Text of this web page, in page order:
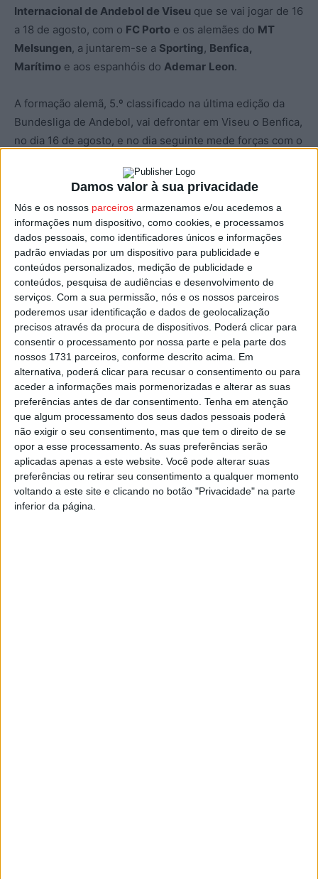
Damos valor à sua privacidade
Nós e os nossos parceiros armazenamos e/ou acedemos a
informações num dispositivo, como cookies, e processamos
dados pessoais, como identificadores únicos e informações
padrão enviadas por um dispositivo para publicidade e
conteúdos personalizados, medição de publicidade e
conteúdos, pesquisa de audiências e desenvolvimento de
serviços. Com a sua permissão, nós e os nossos parceiros
poderemos usar identificação e dados de geolocalização
precisos através da procura de dispositivos. Poderá clicar para
consentir o processamento por nossa parte e pela parte dos
nossos 1731 parceiros, conforme descrito acima. Em
alternativa, poderá clicar para recusar o consentimento ou para
aceder a informações mais pormenorizadas e alterar as suas
preferências antes de dar consentimento. Tenha em atenção
que algum processamento dos seus dados pessoais poderá
não exigir o seu consentimento, mas que tem o direito de se
opor a esse processamento. As suas preferências serão
aplicadas apenas a este website. Você pode alterar suas
preferências ou retirar seu consentimento a qualquer momento
voltando a este site e clicando no botão "Privacidade" na parte
inferior da página.
Internacional de Andebol de Viseu que se vai jogar de 16
a 18 de agosto, com o FC Porto e os alemães do MT
Melsungen, a juntarem-se a Sporting, Benfica,
Marítimo e aos espanhóis do Ademar Leon.
A formação alemã, 5.º classificado na última edição da
Bundesliga de Andebol, vai defrontar em Viseu o Benfica,
no dia 16 de agosto, e no dia seguinte mede forças com o
Os espanhóis do Ademar Leon haviam já confirmado a
presença em Viseu, avançando que uma das partidas no
torneio seria frente ao Sporting Clube de Portugal.
A apresentação oficial da prova, considerada de
referência nos torneios de pré-época que se realizam em
Portugal, vai acontecer no dia 06 de agosto.
Esta e outras notícias para ouvir na Estação Diária – 96.8
FM ou emwww.968.fm.
Pub
TAGS Andebol
Torneio Internacional de Andebol de Viseu
Viseu